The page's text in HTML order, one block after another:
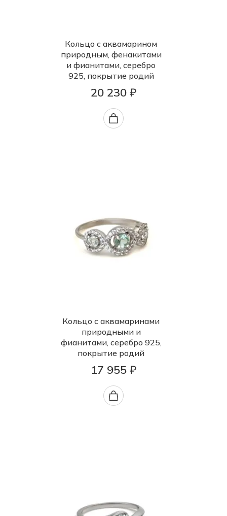
Кольцо с аквамарином
природным, фенакитами
и фианитами, серебро
925, покрытие родий
20 230 ₽
Кольцо с аквамаринами
природными и
фианитами, серебро 925,
покрытие родий
17 955 ₽